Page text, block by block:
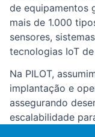
de equipamentos
mais de 1.000
sensores,
tecnologias IoT
Na PILOT,
implantação e
assegurando
escalabilidade